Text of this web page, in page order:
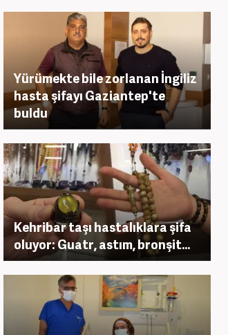
Yürümekte bile zorlanan İngiliz
hasta şifayı Gaziantep'te
buldu
Kehribar taşı hastalıklara şifa
oluyor: Guatr, astım, bronşit...